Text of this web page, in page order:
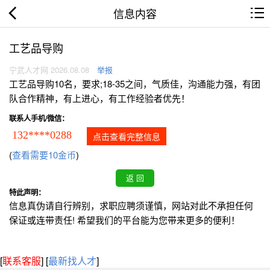
信息内容
工艺品导购
宁武人才网 2026.08.08 举报
工艺品导购10名，要求;18-35之间，气质佳，沟通能力强，有团
队合作精神，有上进心，有工作经验者优先！
联系人手机/微信：
132****0288 点击查看完整信息
(查看需要10金币)
特此声明：
信息真伪请自行辨别，求职应聘须谨慎，网站对此不承担任何
保证或连带责任! 希望我们的平台能为您带来更多的便利！
[联系客服] [最新找人才]